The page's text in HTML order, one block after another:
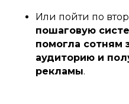
Или пойти по
пошаговую
помогла сотням
аудиторию и
рекламы.